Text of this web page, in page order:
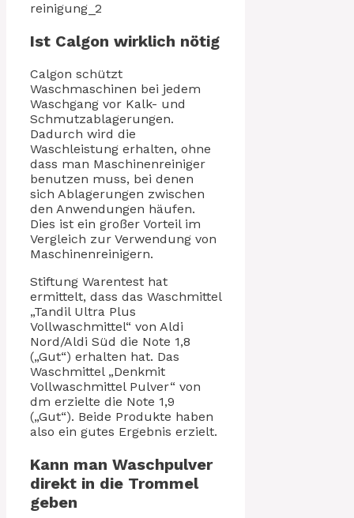
Ist Calgon wirklich nötig
Calgon schützt
Waschmaschinen bei jedem
Waschgang vor Kalk- und
Schmutzablagerungen.
Dadurch wird die
Waschleistung erhalten, ohne
dass man Maschinenreiniger
benutzen muss, bei denen
sich Ablagerungen zwischen
den Anwendungen häufen.
Dies ist ein großer Vorteil im
Vergleich zur Verwendung von
Maschinenreinigern.
Stiftung Warentest hat
ermittelt, dass das Waschmittel
„Tandil Ultra Plus
Vollwaschmittel“ von Aldi
Nord/Aldi Süd die Note 1,8
(„Gut“) erhalten hat. Das
Waschmittel „Denkmit
Vollwaschmittel Pulver“ von
dm erzielte die Note 1,9
(„Gut“). Beide Produkte haben
also ein gutes Ergebnis erzielt.
Kann man Waschpulver
direkt in die Trommel
geben